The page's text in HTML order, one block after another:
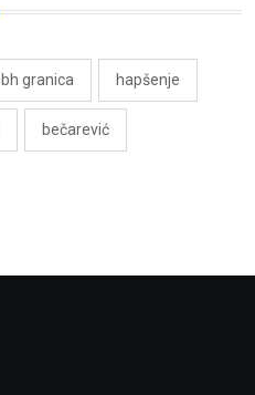
bh granica hapšenje
bečarević